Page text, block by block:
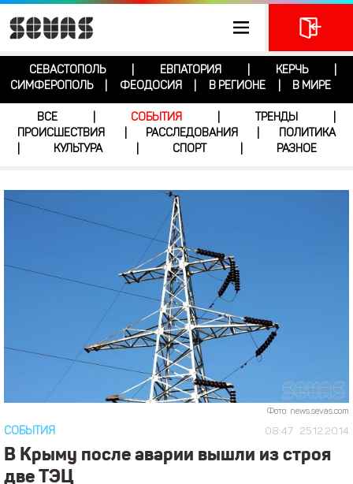
СЕВАСТОПОЛЬ ЕВПАТОРИЯ КЕРЧЬ
СИМФЕРОПОЛЬ
ФЕОДОСИЯ В РЕГИОНЕ В МИРЕ
ВСЕ СОБЫТИЯ ТРЕНДЫ
ПРОИСШЕСТВИЯ
РАССЛЕДОВАНИЯ
ПОЛИТИКА
КУЛЬТУРА СПОРТ РАЗНОЕ
Фото: news.sevas.com
08:47 25.12.2014
СОБЫТИЯ
В Крыму после аварии вышли из строя
две ТЭЦ